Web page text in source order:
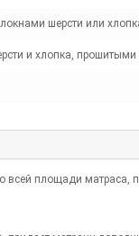
шерсти или
и хлопка, прошитыми
всей площади матраса,